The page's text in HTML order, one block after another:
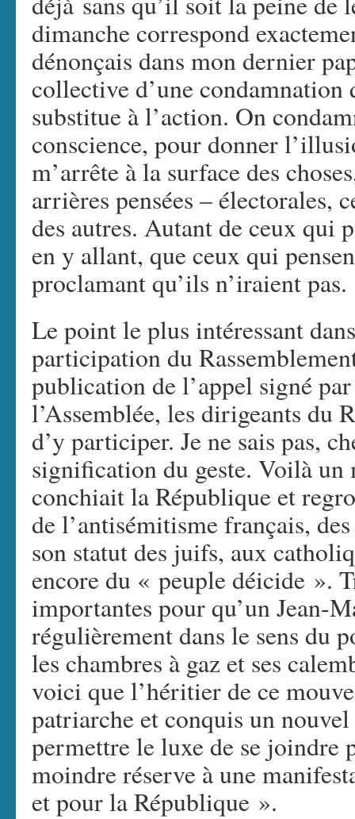
dimanche correspond
dénonçais dans mon dernier
collective d’une condamnation
substitue à l’action. On
conscience, pour donner
m’arrête à la surface des
arrières pensées – électorales,
des autres. Autant de ceux qui
en y allant, que ceux qui
proclamant qu’ils n’iraient pas.
Le point le plus intéressant
participation du
publication de l’appel signé
l’Assemblée, les dirigeants du
d’y participer. Je ne sais pas,
signification du geste. Voilà un
conchiait la République et
de l’antisémitisme français,
son statut des juifs, aux
encore du « peuple déicide ».
importantes pour qu’un Jean-
régulièrement dans le sens du
les chambres à gaz et ses
voici que l’héritier de ce
patriarche et conquis un
permettre le luxe de se joindre
moindre réserve à une
et pour la République ».